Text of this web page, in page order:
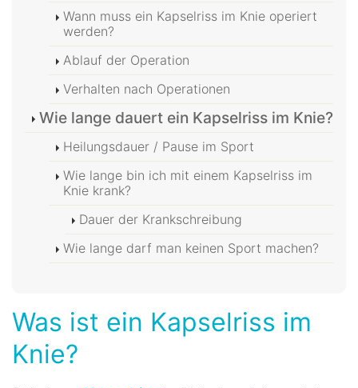
Wann muss ein Kapselriss im Knie operiert
werden?
Ablauf der Operation
Verhalten nach Operationen
Wie lange dauert ein Kapselriss im Knie?
Heilungsdauer / Pause im Sport
Wie lange bin ich mit einem Kapselriss im
Knie krank?
Dauer der Krankschreibung
Wie lange darf man keinen Sport machen?
Was ist ein Kapselriss im
Knie?